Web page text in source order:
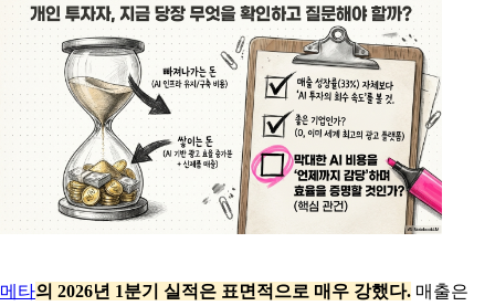
메타의 2026년 1분기 실적은 표면적으로 매우 강했다. 매출은